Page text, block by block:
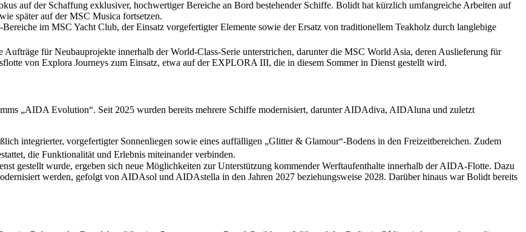
auf der Schaffung exklusiver, hochwertiger Bereiche an Bord bestehender Schiffe. Bolidt hat kürzlich umfangreiche Arbeiten auf
später auf der MSC Musica fortsetzen.
im MSC Yacht Club, der Einsatz vorgefertigter Elemente sowie der Ersatz von traditionellem Teakholz durch langlebige
für Neubauprojekte innerhalb der World-Class-Serie unterstrichen, darunter die MSC World Asia, deren Auslieferung für
von Explora Journeys zum Einsatz, etwa auf der EXPLORA III, die in diesem Sommer in Dienst gestellt wird.
„AIDA Evolution“. Seit 2025 wurden bereits mehrere Schiffe modernisiert, darunter AIDAdiva, AIDAluna und zuletzt
integrierter, vorgefertigter Sonnenliegen sowie eines auffälligen „Glitter & Glamour“-Bodens in den Freizeitbereichen. Zudem
die Funktionalität und Erlebnis miteinander verbinden.
gestellt wurde, ergeben sich neue Möglichkeiten zur Unterstützung kommender Werftaufenthalte innerhalb der AIDA-Flotte. Dazu
werden, gefolgt von AIDAsol und AIDAstella in den Jahren 2027 beziehungsweise 2028. Darüber hinaus war Bolidt bereits